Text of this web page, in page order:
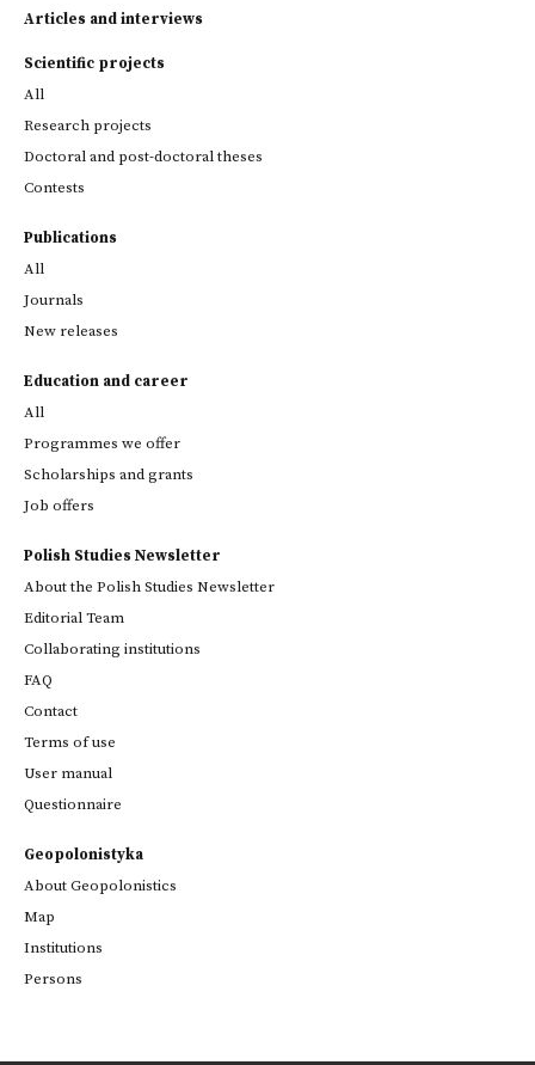
Articles and interviews
Scientific projects
All
Research projects
Doctoral and post-doctoral theses
Contests
Publications
All
Journals
New releases
Education and career
All
Programmes we offer
Scholarships and grants
Job offers
Polish Studies Newsletter
About the Polish Studies Newsletter
Editorial Team
Collaborating institutions
FAQ
Contact
Terms of use
User manual
Questionnaire
Geopolonistyka
About Geopolonistics
Map
Institutions
Persons